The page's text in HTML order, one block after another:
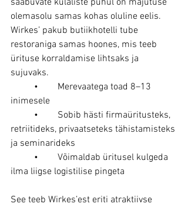
saabuvate külaliste puhul on majutuse
olemasolu samas kohas oluline eelis.
Wirkes’ pakub butiikhotelli tube
restoraniga samas hoones, mis teeb
ürituse korraldamise lihtsaks ja
sujuvaks.
inimesele
retriitideks, privaatseteks tähistamisteks
ja seminarideks
ilma liigse logistilise pingeta
See teeb Wirkes’est eriti atraktiivse